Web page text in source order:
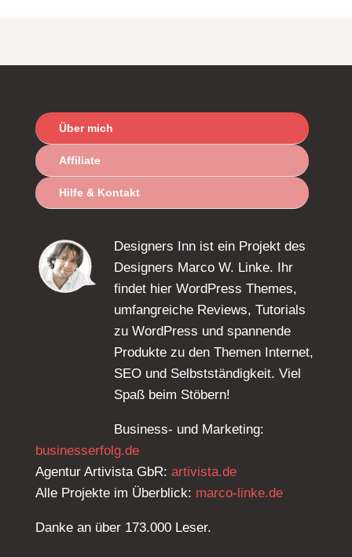
Über mich
Affiliate
Hilfe & Kontakt
Designers Inn ist ein Projekt des
Designers Marco W. Linke. Ihr
findet hier WordPress Themes,
umfangreiche Reviews, Tutorials
zu WordPress und spannende
Produkte zu den Themen Internet,
SEO und Selbstständigkeit. Viel
Spaß beim Stöbern!
Business- und Marketing:
businesserfolg.de
Agentur Artivista GbR: artivista.de
Alle Projekte im Überblick: marco-linke.de
Danke an über 173.000 Leser.